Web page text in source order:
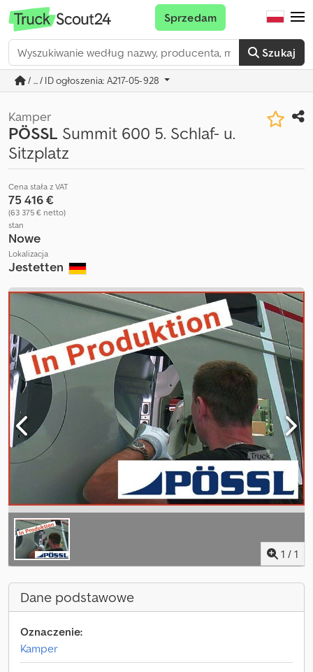
Szukaj
Sprzedam
/ ... / ID ogłoszenia: A217-05-928
Kamper
PÖSSL Summit 600 5. Schlaf- u.
Sitzplatz
Cena stała z VAT
75 416 €
(63 375 € netto)
stan
Nowe
Lokalizacja
Jestetten
1 / 1
Dane podstawowe
Oznaczenie:
Kamper